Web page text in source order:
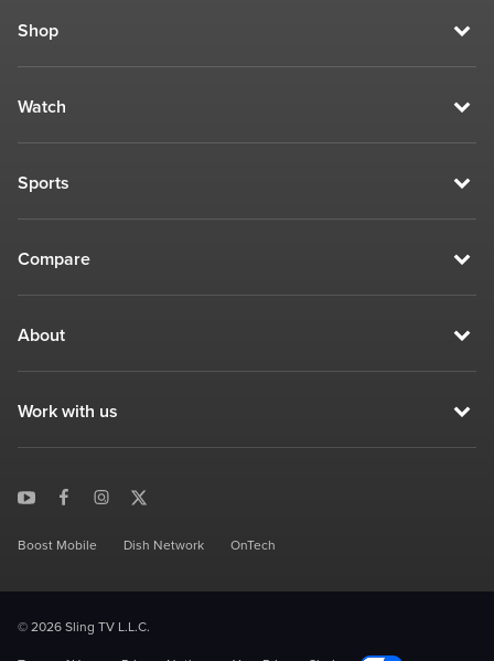
Shop
Watch
Sports
Compare
About
Work with us
Boost Mobile Dish Network OnTech
© 2026 Sling TV L.L.C.